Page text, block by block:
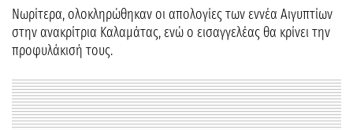
Νωρίτερα, ολοκληρώθηκαν οι απολογίες των εννέα Αιγυπτίων
στην ανακρίτρια Καλαμάτας, ενώ ο εισαγγελέας θα κρίνει την
προφυλάκισή τους.